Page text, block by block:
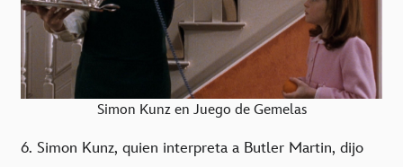
Simon Kunz en Juego de Gemelas
6. Simon Kunz, quien interpreta a Butler Martin, dijo